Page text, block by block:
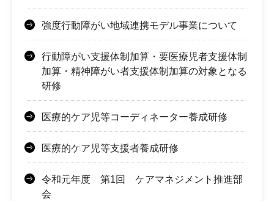
強度行動障がい地域連携モデル事業について
行動障がい支援体制加算・要医療児者支援体制
加算・精神障がい者支援体制加算の対象となる
研修
医療的ケア児等コーディネーター養成研修
医療的ケア児等支援者養成研修
令和元年度 第1回 ケアマネジメント推進部
会